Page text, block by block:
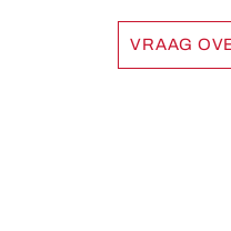
VRAAG